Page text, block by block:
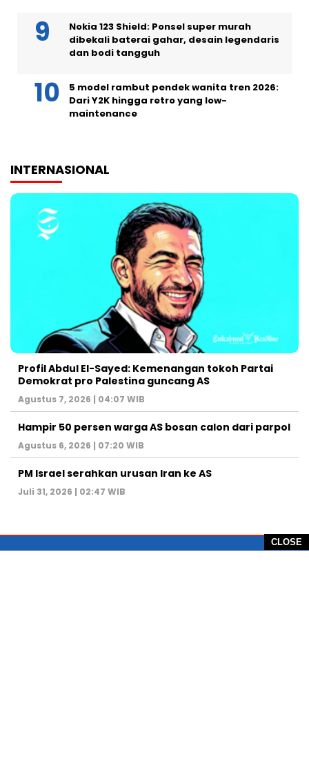
CLOSE
Nokia 123 Shield: Ponsel super murah
dibekali baterai gahar, desain legendaris
dan bodi tangguh
5 model rambut pendek wanita tren 2026:
Dari Y2K hingga retro yang low-
maintenance
INTERNASIONAL
Profil Abdul El-Sayed: Kemenangan tokoh Partai
Demokrat pro Palestina guncang AS
Agustus 7, 2026 | 04:07 WIB
Hampir 50 persen warga AS bosan calon dari parpol
Agustus 6, 2026 | 07:20 WIB
PM Israel serahkan urusan Iran ke AS
Juli 31, 2026 | 02:47 WIB